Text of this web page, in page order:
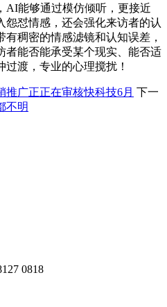
AI能够通过模仿倾听，更接近
怨怼情感，还会强化来访者的认
稠密的情感滤镜和认知误差，
者能否能承受某个现实、能否适
渡，专业的心理搅扰！
推广正正在审核快科技6月 下一
不明
0818